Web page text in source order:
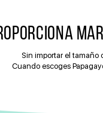
Sin importar el tamaño
Cuando escoges